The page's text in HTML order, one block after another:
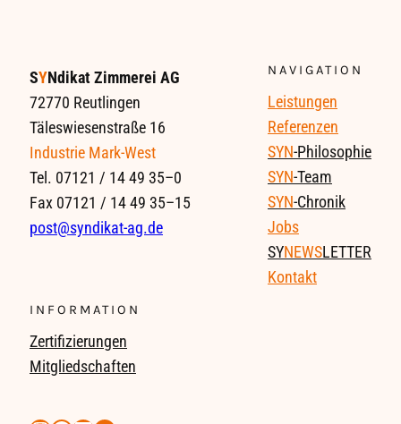
SYNdikat Zimmerei AG
72770 Reutlingen
Täleswiesenstraße 16
Industrie Mark-West
Tel. 07121 / 14 49 35–0
Fax 07121 / 14 49 35–15
post@syndikat-ag.de
NAVIGATION
Leistungen
Referenzen
SYN-Philosophie
SYN-Team
SYN-Chronik
Jobs
SYNEWSLETTER
Kontakt
INFORMATION
Zertifizierungen
Mitgliedschaften